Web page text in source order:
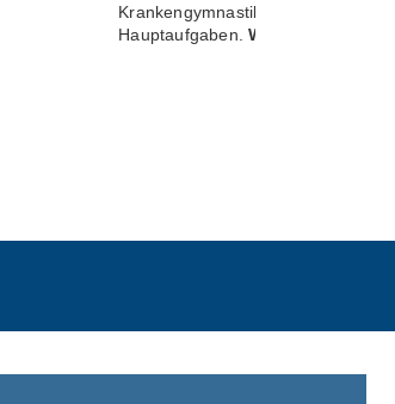
Krankengymnastik sind die
Hauptaufgaben.Weiterlesen